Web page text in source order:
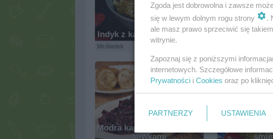
Indyk z kaszą i warzywami
Wróbelek
Mloda
Modra kapusta duszona ze
śliwkami
Zgoda jest dobrowolna i zawsze
się w lewym dolnym rogu strony
.
ale masz prawo sprzeciwić się
witrynie.
Zapoznaj się z poniższymi
internetowych. Szczegółowe
Prywatności i Cookies oraz po
PARTNERZY USTAWIENIA